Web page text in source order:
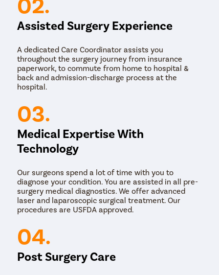
Assisted Surgery Experience
A dedicated Care Coordinator assists you
throughout the surgery journey from insurance
paperwork, to commute from home to hospital &
back and admission-discharge process at the
hospital.
03.
Medical Expertise With
Technology
Our surgeons spend a lot of time with you to
diagnose your condition. You are assisted in all pre-
surgery medical diagnostics. We offer advanced
laser and laparoscopic surgical treatment. Our
procedures are USFDA approved.
04.
Post Surgery Care